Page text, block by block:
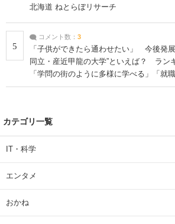
北海道 ねとらぼリサーチ
5
コメント数： 3
「子供ができたら通わせたい」 今後発
同立・産近甲龍の大学”といえば？ ラン
「学問の街のように多様に学べる」「就
| 大学 ねとらぼリサーチ
カテゴリ一覧
IT・科学
エンタメ
おかね